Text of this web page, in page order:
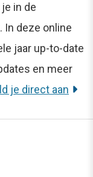
in de
In deze online
jaar up-to-date
en meer
je direct aan